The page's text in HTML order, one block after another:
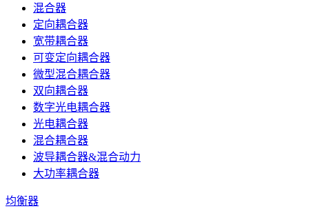
混合器
定向耦合器
宽带耦合器
可变定向耦合器
微型混合耦合器
双向耦合器
数字光电耦合器
光电耦合器
混合耦合器
波导耦合器&混合动力
大功率耦合器
均衡器